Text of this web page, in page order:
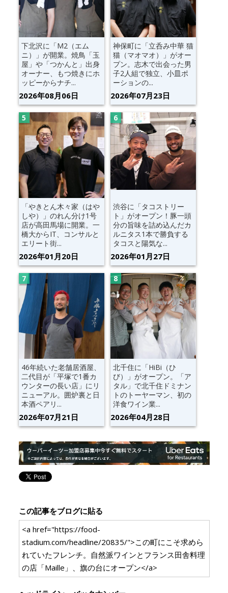
下北沢に「M2（エム
ニ）」が開業。焼鳥「玉
屋」や「つかんと」出身
オーナー、もつ焼きにホ
ッピーからナチ...
2026年08月06日
神保町に「立呑み中華 猫
猫（マオマオ）」がオー
プン。志木で出会った男
子2人組で独立、小皿ポ
ーションの...
2026年07月23日
「やきとん木々家（はや
しや）」のれん分け1号
店が高田馬場に開業。一
橋大からIT、コンサルと
エリート街...
2026年01月20日
渋谷に「タコストリー
ト」がオープン！豚一頭
分の旨味を詰め込んだカ
ルニタス1本で勝負する
タコスと陽気な...
2026年01月27日
46年続いた老舗居酒屋、
二代目が「平塚で1番カ
ウンターの長い店」にリ
ニューアル。囲炉裏と日
本酒ペアリ...
2026年07月21日
北千住に「HiBi（ひ
び）」がオープン。「ア
タル」で北千住ドミナン
トのトーヤーマン、初の
洋食ワイン業...
2026年04月28日
この記事をブログに貼る
<a href="https://food-
stadium.com/headline/20835/">この町にこそ求めら
れていたフレンチ。自然派ワインとフランス田舎料理
の店「Maille」、旗の台にオープン</a>